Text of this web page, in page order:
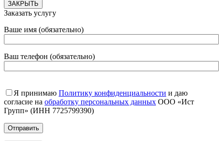
ЗАКРЫТЬ
Заказать услугу
Ваше имя (обязательно)
Ваш телефон (обязательно)
Я принимаю Политику конфиденциальности и даю
согласие на обработку персональных данных ООО «Ист
Групп» (ИНН 7725799390)